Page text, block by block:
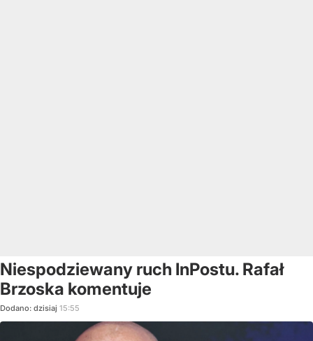
Niespodziewany ruch InPostu. Rafał
Brzoska komentuje
Dodano: dzisiaj 15:55